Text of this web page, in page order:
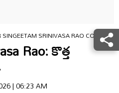
SINGEETAM SRINIVASA RAO
Rao: కొత్త
| 06:23 AM